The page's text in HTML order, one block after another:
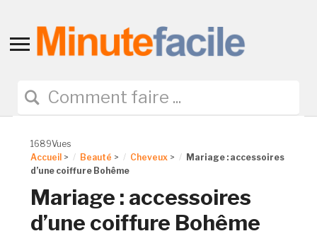
Toggle
navigation
1689Vues
Accueil > Beauté > Cheveux >
Mariage : accessoires
d’une coiffure Bohême
Mariage : accessoires
d’une coiffure Bohême